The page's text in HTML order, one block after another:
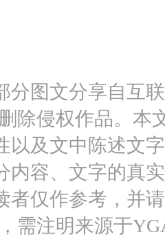
分图文分享自互
除侵权作品。本
以及文中陈述文
内容、文字的真
者仅作参考，并
需注明来源于